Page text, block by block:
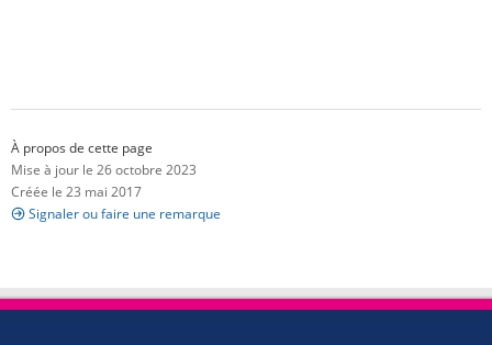
À propos de cette page
Mise à jour le 26 octobre 2023
Créée le 23 mai 2017
Signaler ou faire une remarque